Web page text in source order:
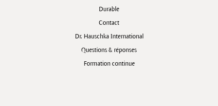
Durable
Contact
Dr. Hauschka International
Questions & réponses
Formation continue